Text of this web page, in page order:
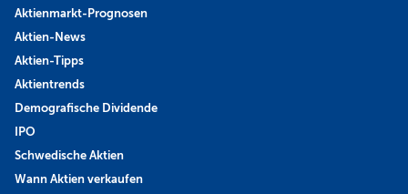
Aktienmarkt-Prognosen
Aktien-News
Aktien-Tipps
Aktientrends
Demografische Dividende
IPO
Schwedische Aktien
Wann Aktien verkaufen